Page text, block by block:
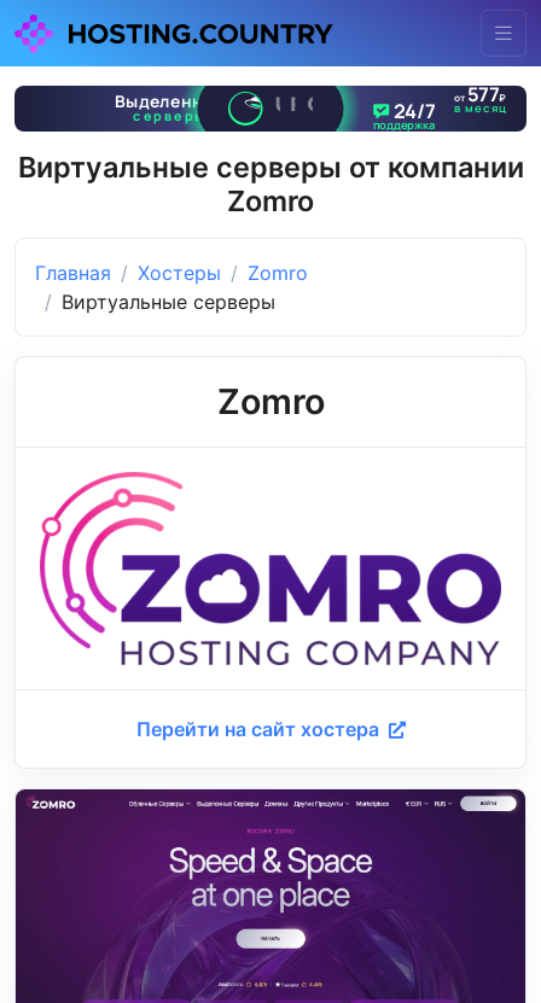
Виртуальные серверы от компании
Zomro
Главная Хостеры
Zomro
Виртуальные серверы
Zomro
Перейти на сайт хостера